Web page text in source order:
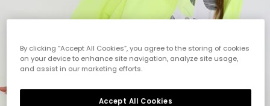
By clicking “Accept All Cookies”, you agree to the storing of cookies
on your device to enhance site navigation, analyze site usage,
and assist in our marketing efforts.
Accept All Cookies